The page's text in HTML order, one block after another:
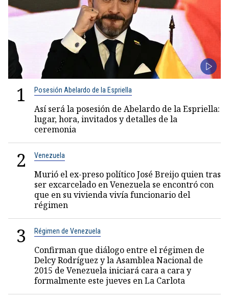
1 Posesión Abelardo de la Espriella
Así será la posesión de Abelardo de la Espriella:
lugar, hora, invitados y detalles de la
ceremonia
2 Venezuela
Murió el ex-preso político José Breijo quien tras
ser excarcelado en Venezuela se encontró con
que en su vivienda vivía funcionario del
régimen
3 Régimen de Venezuela
Confirman que diálogo entre el régimen de
Delcy Rodríguez y la Asamblea Nacional de
2015 de Venezuela iniciará cara a cara y
formalmente este jueves en La Carlota